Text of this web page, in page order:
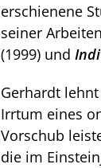
erschienene
seiner
(1999) und
Gerhardt
Irrtum eines
Vorschub
die im